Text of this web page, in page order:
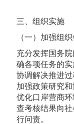
三、组织实施
（一）加强组织
充分发挥国务
确各项任务的
协调解决推进
加强政策研究
优化口岸营商
查考核结果向
行问责。